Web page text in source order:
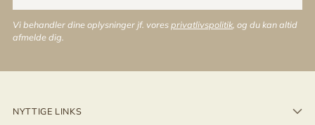
Vi behandler dine oplysninger jf. voresprivatlivspolitik , og du kan altid
afmelde dig.
NYTTIGE LINKS